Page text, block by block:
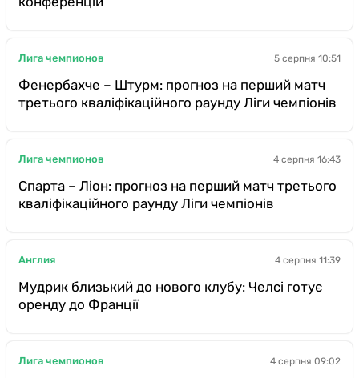
Лига чемпионов 5 серпня 10:51
Фенербахче – Штурм: прогноз на перший матч
третього кваліфікаційного раунду Ліги чемпіонів
Лига чемпионов 4 серпня 16:43
Спарта – Ліон: прогноз на перший матч третього
кваліфікаційного раунду Ліги чемпіонів
Англия 4 серпня 11:39
Мудрик близький до нового клубу: Челсі готує
оренду до Франції
Лига чемпионов 4 серпня 09:02